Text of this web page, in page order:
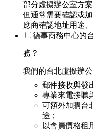
部分虛擬辦公室方
但通常需要確認或
應商確認地址用途
德事商務中心的
務？
我們的台北虛擬辦
郵件接收與發
專業來電接聽
可額外加購台
途；
以會員價格租